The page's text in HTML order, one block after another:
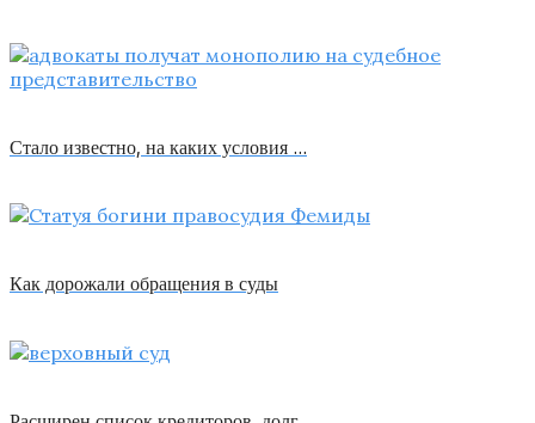
Стало известно, на каких условия …
Как дорожали обращения в суды